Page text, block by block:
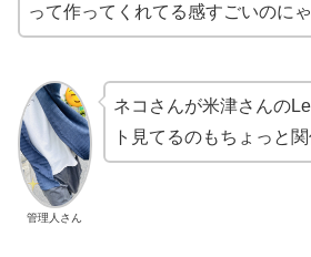
って作ってくれてる感すごいのにゃ
管理人さん
ネコさんが米津さんの
ト見てるのもちょっと